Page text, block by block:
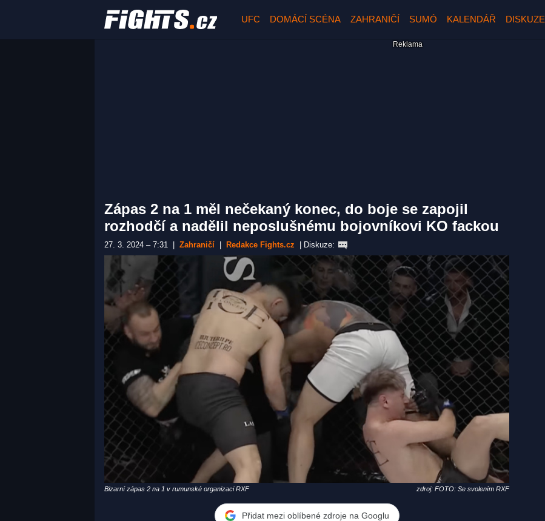
UFC DOMÁCÍ SCÉNA ZAHRANIČÍ SUMÓ KALENDÁŘ DISKUZE
Zápas 2 na 1 měl nečekaný konec, do boje se zapojil
rozhodčí a nadělil neposlušnému bojovníkovi KO fackou
27. 3. 2024 – 7:31 Zahraničí Redakce Fights.cz Diskuze:
Bizarní zápas 2 na 1 v rumunské organizaci RXF zdroj: FOTO: Se svolením RXF
Přidat mezi oblíbené zdroje na Googlu